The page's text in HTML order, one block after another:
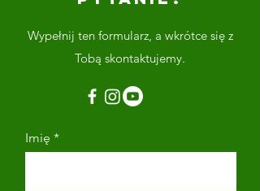
Wypełnij ten formularz, a wkrótce się z
Tobą skontaktujemy.
Imię